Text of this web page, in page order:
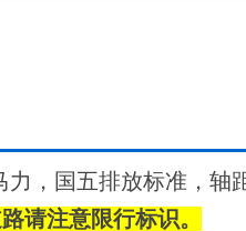
力，国五排放标准，轴
请注意限行标识。